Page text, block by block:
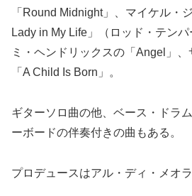
「Round Midnight」、マイケル・
Lady in My Life」（ロッド・テン
ミ・ヘンドリックスの「Angel」
「A Child Is Born」。
ギターソロ曲の他、ベース・ドラ
ーボードの伴奏付きの曲もある。
プロデュースはアル・ディ・メオラ